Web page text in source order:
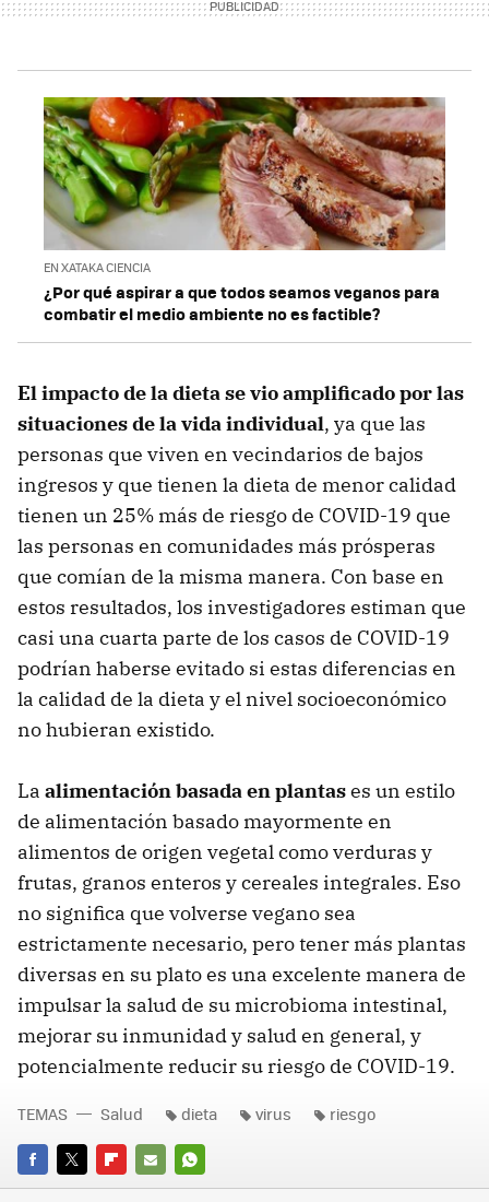
EN XATAKA CIENCIA
¿Por qué aspirar a que todos seamos veganos para
combatir el medio ambiente no es factible?
El impacto de la dieta se vio amplificado por las
situaciones de la vida individual, ya que las
personas que viven en vecindarios de bajos
ingresos y que tienen la dieta de menor calidad
tienen un 25% más de riesgo de COVID-19 que
las personas en comunidades más prósperas
que comían de la misma manera. Con base en
estos resultados, los investigadores estiman que
casi una cuarta parte de los casos de COVID-19
podrían haberse evitado si estas diferencias en
la calidad de la dieta y el nivel socioeconómico
no hubieran existido.
La alimentación basada en plantases un estilo
de alimentación basado mayormente en
alimentos de origen vegetal como verduras y
frutas, granos enteros y cereales integrales. Eso
no significa que volverse vegano sea
estrictamente necesario, pero tener más plantas
diversas en su plato es una excelente manera de
impulsar la salud de su microbioma intestinal,
mejorar su inmunidad y salud en general, y
potencialmente reducir su riesgo de COVID-19.
FACEBOOK
TWITTERFLIPBOARD
E-
WHATSAPP
TEMAS Salud dieta virus riesgo